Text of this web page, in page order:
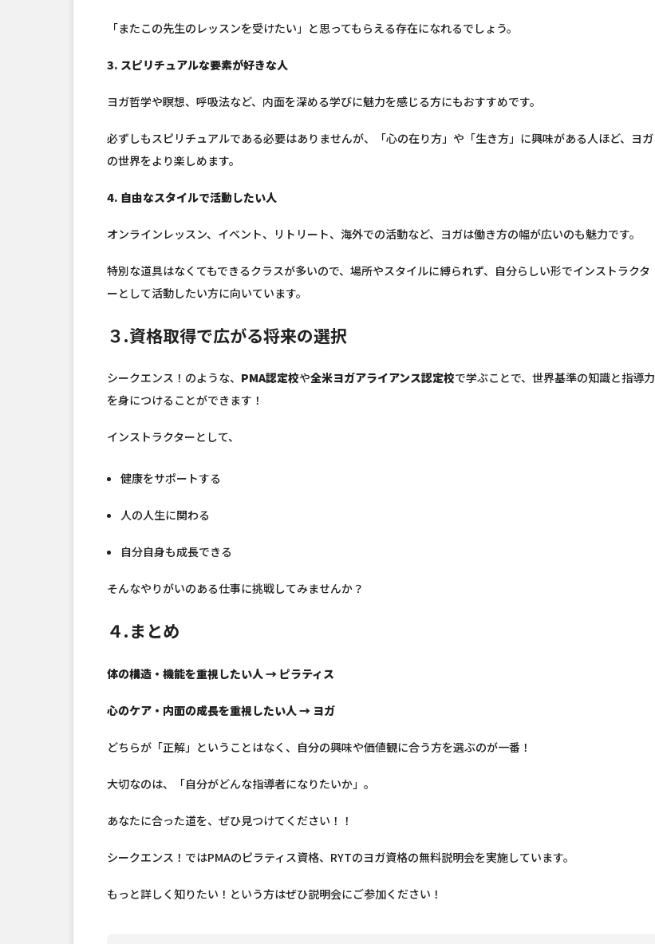
「またこの先生のレッスンを受けたい」と思ってもらえる存在になれるでしょう。
3. スピリチュアルな要素が好きな人
ヨガ哲学や瞑想、呼吸法など、内面を深める学びに魅力を感じる方にもおすすめです。
必ずしもスピリチュアルである必要はありませんが、「心の在り方」や「生き方」に興味がある人ほど、ヨガ
の世界をより楽しめます。
4. 自由なスタイルで活動したい人
オンラインレッスン、イベント、リトリート、海外での活動など、ヨガは働き方の幅が広いのも魅力です。
特別な道具はなくてもできるクラスが多いので、場所やスタイルに縛られず、自分らしい形でインストラクタ
ーとして活動したい方に向いています。
３.資格取得で広がる将来の選択
シークエンス！のような、 PMA認定校や全米ヨガアライアンス認定校で学ぶことで、世界基準の知識と指導力
を身につけることができます！
インストラクターとして、
健康をサポートする
人の人生に関わる
自分自身も成長できる
そんなやりがいのある仕事に挑戦してみませんか？
４.まとめ
体の構造・機能を重視したい人 → ピラティス
心のケア・内面の成長を重視したい人 → ヨガ
どちらが「正解」ということはなく、自分の興味や価値観に合う方を選ぶのが一番！
大切なのは、「自分がどんな指導者になりたいか」。
あなたに合った道を、ぜひ見つけてください！！
シークエンス！ではPMAのピラティス資格、RYTのヨガ資格の無料説明会を実施しています。
もっと詳しく知りたい！という方はぜひ説明会にご参加ください！